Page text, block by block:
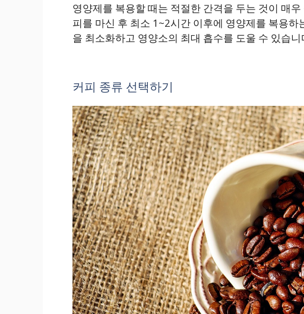
영양제를 복용할 때는 적절한 간격을 두는 것이 매
피를 마신 후 최소 1~2시간 이후에 영양제를 복용
을 최소화하고 영양소의 최대 흡수를 도울 수 있습니
커피 종류 선택하기